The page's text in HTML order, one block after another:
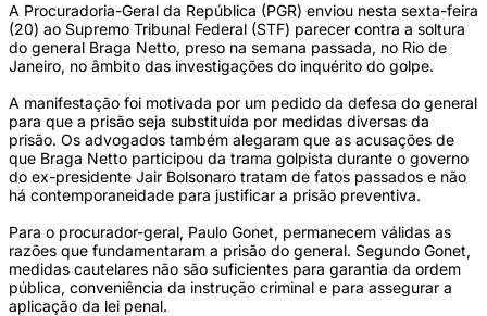
A Procuradoria-Geral da República (PGR) enviou nesta sexta-feira
(20) ao Supremo Tribunal Federal (STF) parecer contra a soltura
do general Braga Netto, preso na semana passada, no Rio de
Janeiro, no âmbito das investigações do inquérito do golpe.
A manifestação foi motivada por um pedido da defesa do general
para que a prisão seja substituída por medidas diversas da
prisão. Os advogados também alegaram que as acusações de
que Braga Netto participou da trama golpista durante o governo
do ex-presidente Jair Bolsonaro tratam de fatos passados e não
há contemporaneidade para justificar a prisão preventiva.
Para o procurador-geral, Paulo Gonet, permanecem válidas as
razões que fundamentaram a prisão do general. Segundo Gonet,
medidas cautelares não são suficientes para garantia da ordem
pública, conveniência da instrução criminal e para assegurar a
aplicação da lei penal.